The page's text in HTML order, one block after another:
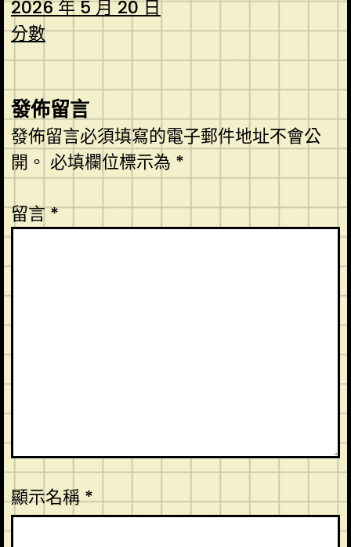
2026 年 5 月 20 日
分數
發佈留言
發佈留言必須填寫的電子郵件地址不會公
開。 必填欄位標示為 *
留言*
顯示名稱*